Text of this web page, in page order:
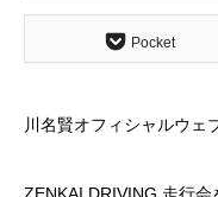
Pocket
川名賢オフィシャルウェ